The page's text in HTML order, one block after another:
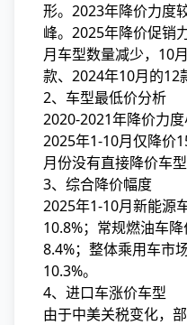
形。2023年降价力度
峰。2025年降价促销
月车型数量减少，10
款、2024年10月的12
2、车型最低价分析
2020-2021年降价力度
2025年1-10月仅降价
月份没有直接降价车
3、综合降价幅度
2025年1-10月新能源
10.8%；常规燃油车
8.4%；整体乘用车市
10.3%。
4、进口车涨价车型
由于中美关税变化，